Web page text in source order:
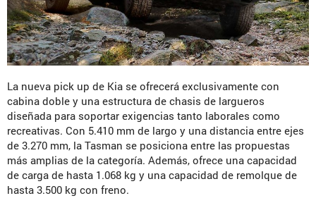
La nueva pick up de Kia se ofrecerá exclusivamente con
cabina doble y una estructura de chasis de largueros
diseñada para soportar exigencias tanto laborales como
recreativas. Con 5.410 mm de largo y una distancia entre ejes
de 3.270 mm, la Tasman se posiciona entre las propuestas
más amplias de la categoría. Además, ofrece una capacidad
de carga de hasta 1.068 kg y una capacidad de remolque de
hasta 3.500 kg con freno.